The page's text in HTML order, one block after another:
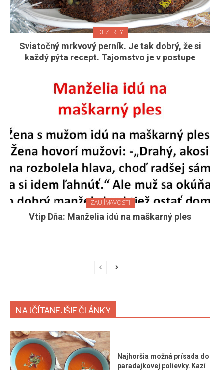
DEZERTY
Sviatočný mrkvový perník. Je tak dobrý, že si
každý pýta recept. Tajomstvo je v postupe
ZAUJÍMAVOSTI
Vtip Dňa: Manželia idú na maškarný ples
NAJČÍTANEJŠIE ČLÁNKY
Najhoršia možná prísada do
paradajkovej polievky. Kazí